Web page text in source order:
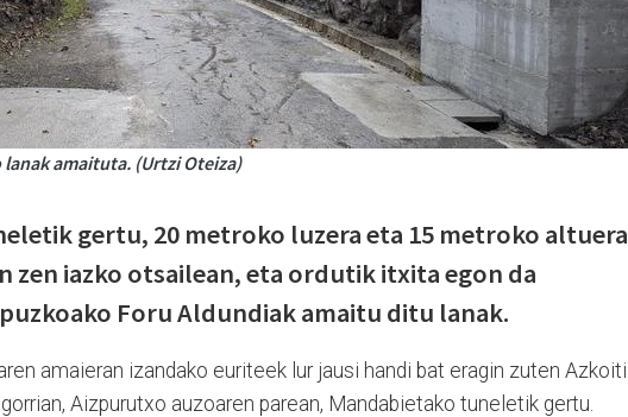
amaituta. (Urtzi Oteiza)
gertu, 20 metroko luzera eta 15 metroko altuera
zen iazko otsailean, eta ordutik itxita egon da
Foru Aldundiak amaitu ditu lanak.
amaieran izandako euriteek lur jausi handi bat eragin zuten
Aizpurutxo auzoaren parean, Mandabietako tuneletik gertu.